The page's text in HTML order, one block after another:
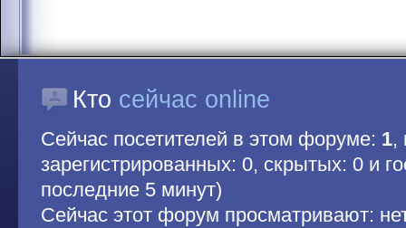
Кто сейчас online
Сейчас посетителей в этом форуме: 1,
зарегистрированных: 0, скрытых: 0 и
последние 5 минут)
Сейчас этот форум просматривают: